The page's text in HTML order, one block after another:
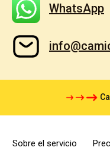
WhatsApp
Sobre el servicio